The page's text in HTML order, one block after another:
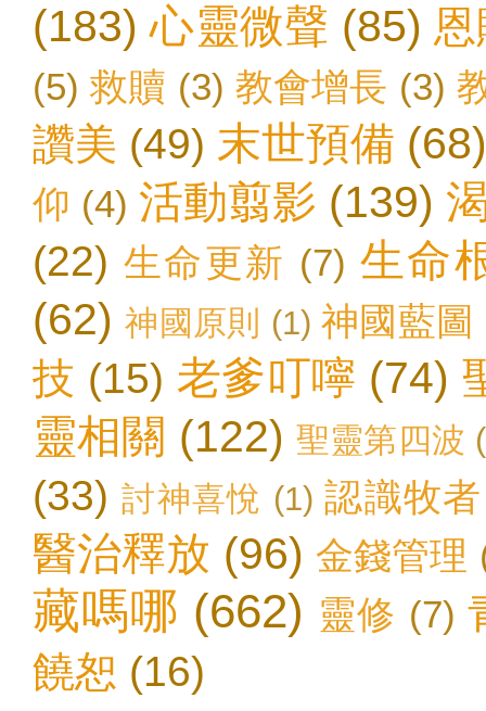
(183) 心靈微聲 (85)
(5) 救贖 (3) 教會增長 (3)
讚美 (49) 末世預備
仰 (4) 活動翦影 (139)
(22) 生命更新 (7) 生命
(62) 神國原則 (1) 神國藍圖
技 (15) 老爹叮嚀 (74)
靈相關 (122) 聖靈第四波
(33) 討神喜悅 (1) 認識牧者
醫治釋放 (96) 金錢管理
藏嗎哪 (662) 靈修 (7)
饒恕 (16)